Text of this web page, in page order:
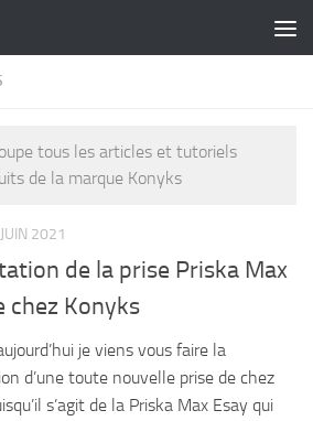
tous les articles et tutoriels
de la marque Konyks
2021
de la prise Priska Max
chez Konyks
je viens vous faire la
d’une toute nouvelle prise de chez
s’agit de la Priska Max Esay qui